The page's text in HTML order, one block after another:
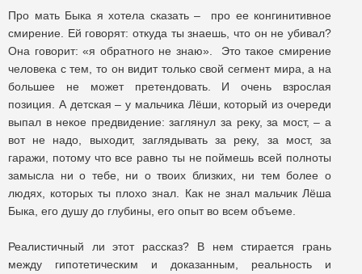
Про мать Быка я хотела сказать – про ее конгинитивное
смирение. Ей говорят: откуда ты знаешь, что он не убивал?
Она говорит: «я обратного не знаю». Это такое смирение
человека с тем, то он видит только свой сегмент мира, а на
большее не может претендовать. И очень взрослая
позиция. А детская – у мальчика Лёши, который из очереди
выпал в некое предвидение: заглянул за реку, за мост, – а
вот не надо, выходит, заглядывать за реку, за мост, за
гаражи, потому что все равно ты не поймешь всей полноты
замысла ни о тебе, ни о твоих близких, ни тем более о
людях, которых ты плохо знал. Как не знал мальчик Лёша
Быка, его душу до глубины, его опыт во всем объеме.
Реалистичный ли этот рассказ? В нем стирается грань
между гипотетическим и доказанным, реальность и